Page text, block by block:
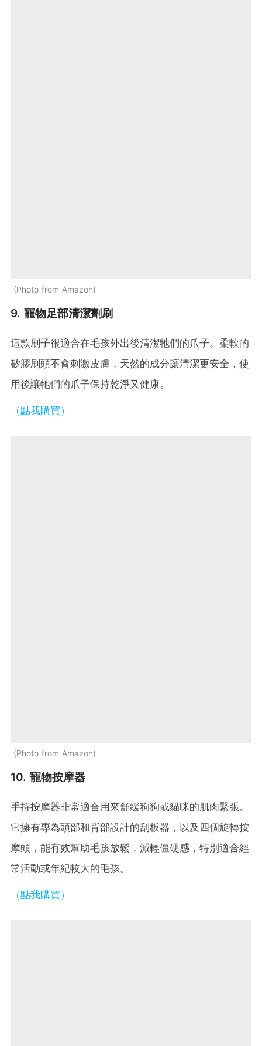
Photo from Amazon
9. 寵物足部清潔劑刷
這款刷子很適合在毛孩外出後清潔牠們的爪子。柔軟的
矽膠刷頭不會刺激皮膚，天然的成分讓清潔更安全，使
用後讓牠們的爪子保持乾淨又健康。
（點我購買）
Photo from Amazon
10. 寵物按摩器
手持按摩器非常適合用來舒緩狗狗或貓咪的肌肉緊張。
它擁有專為頭部和背部設計的刮板器，以及四個旋轉按
摩頭，能有效幫助毛孩放鬆，減輕僵硬感，特別適合經
常活動或年紀較大的毛孩。
（點我購買）